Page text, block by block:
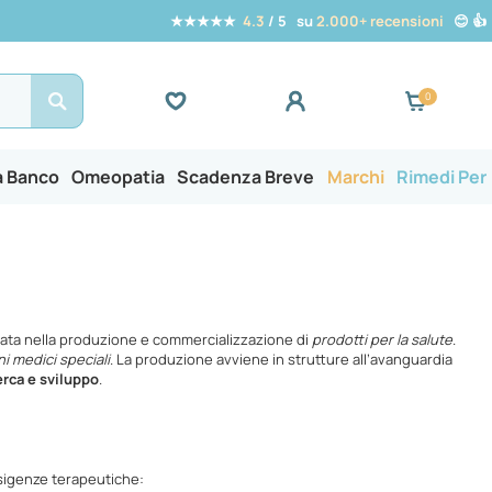
★★★★★ 4.3 / 5 su2.000+ recensioni 😊 👍
Search
Banco Omeopatia Scadenza Breve Marchi Rimedi Per
nella produzione e commercializzazione di prodotti per la salute.
medici speciali. La produzione avviene in strutture all’avanguardia
e sviluppo.
terapeutiche: